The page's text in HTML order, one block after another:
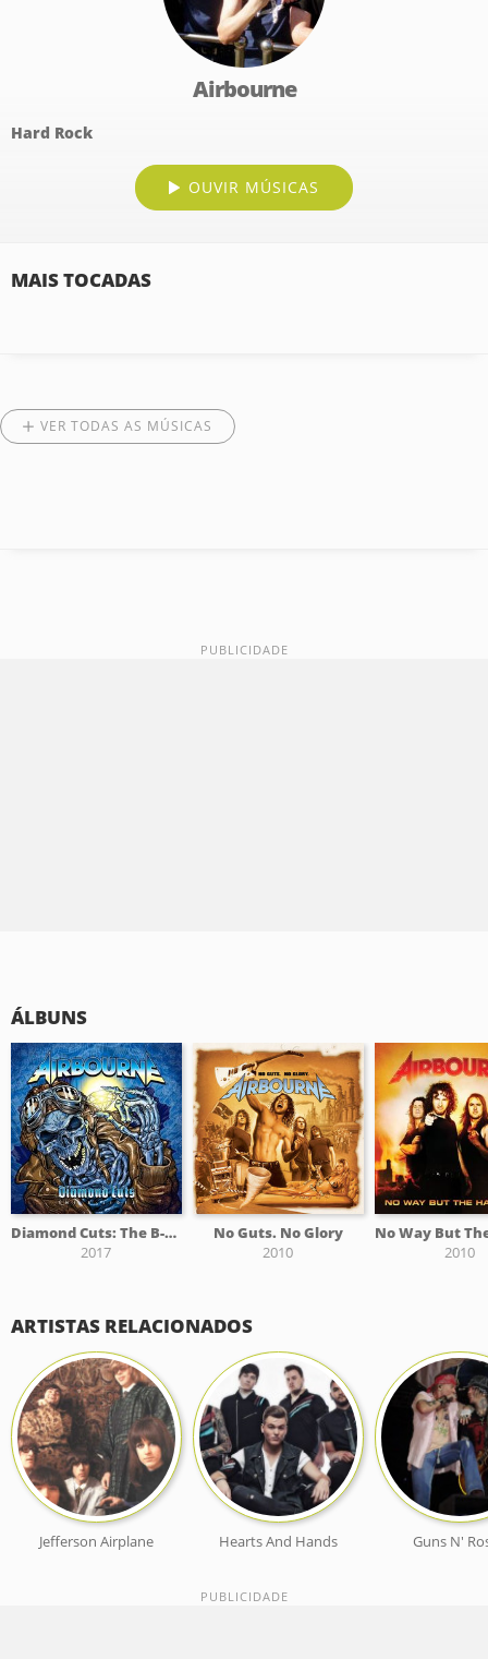
Airbourne
Hard Rock
OUVIR MÚSICAS
MAIS TOCADAS
VER TODAS AS MÚSICAS
ÁLBUNS
Diamond Cuts: The B-Sides
2017
No Guts. No Glory
2010
2010
ARTISTAS RELACIONADOS
Jefferson Airplane Hearts And Hands Guns N'